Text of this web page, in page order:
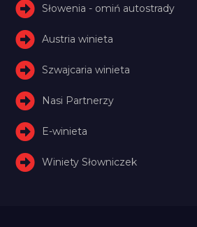
Słowenia - omiń autostrady
Austria winieta
Szwajcaria winieta
Nasi Partnerzy
E-winieta
Winiety Słowniczek